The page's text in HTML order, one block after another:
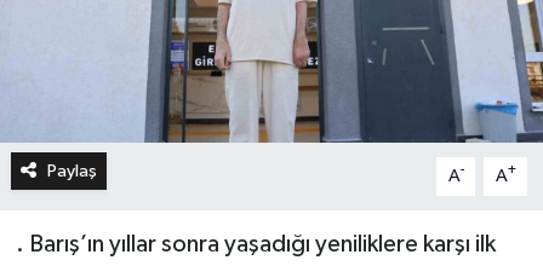
Paylaş A- A+
. Barış’ın yıllar sonra yaşadığı yeniliklere karşı ilk